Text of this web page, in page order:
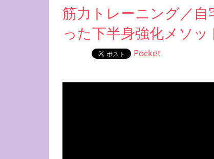
筋力トレーニング／
った下半身強化メソッ
Pocket